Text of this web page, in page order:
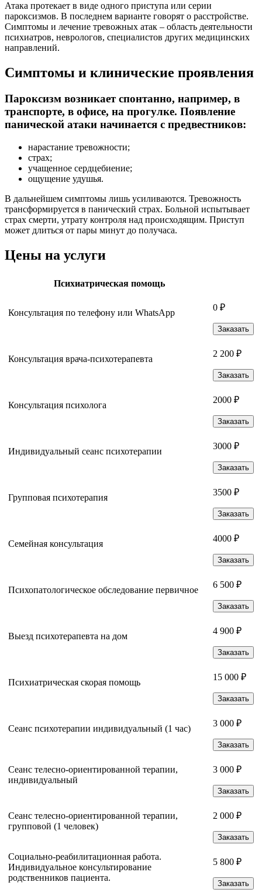
Атака протекает в виде одного приступа или серии
пароксизмов. В последнем варианте говорят о расстройстве.
Симптомы и лечение тревожных атак – область деятельности
психиатров, неврологов, специалистов других медицинских
направлений.
Симптомы и клинические проявления
Пароксизм возникает спонтанно, например, в
транспорте, в офисе, на прогулке. Появление
панической атаки начинается с предвестников:
нарастание тревожности;
страх;
учащенное сердцебиение;
ощущение удушья.
В дальнейшем симптомы лишь усиливаются. Тревожность
трансформируется в панический страх. Больной испытывает
страх смерти, утрату контроля над происходящим. Приступ
может длиться от пары минут до получаса.
Цены на услуги
Психиатрическая помощь
Консультация по телефону или WhatsApp
0 ₽
Заказать
Консультация врача-психотерапевта
2 200 ₽
Заказать
Консультация психолога
2000 ₽
Заказать
Индивидуальный сеанс психотерапии
3000 ₽
Заказать
Групповая психотерапия
3500 ₽
Заказать
Семейная консультация
4000 ₽
Заказать
Психопатологическое обследование первичное
6 500 ₽
Заказать
Выезд психотерапевта на дом
4 900 ₽
Заказать
Психиатрическая скорая помощь
15 000 ₽
Заказать
Сеанс психотерапии индивидуальный (1 час)
3 000 ₽
Заказать
Сеанс телесно-ориентированной терапии,
индивидуальный
3 000 ₽
Заказать
Сеанс телесно-ориентированной терапии,
групповой (1 человек)
2 000 ₽
Заказать
Социально-реабилитационная работа.
Индивидуальное консультирование
родственников пациента.
5 800 ₽
Заказать